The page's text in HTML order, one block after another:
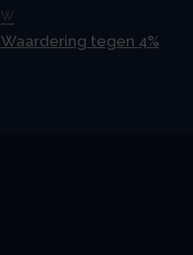
W
Waardering tegen 4%